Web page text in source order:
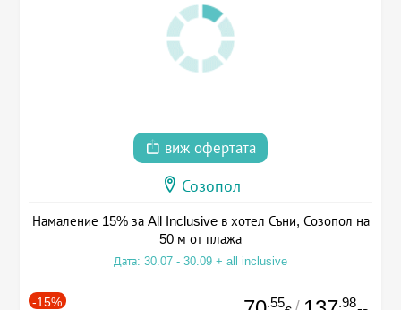
виж офертата
Созопол
Намаление 15% за All Inclusive в хотел Съни, Созопол на
50 м от плажа
Дата: 30.07 - 30.09 + all inclusive
-15% .55 / .98